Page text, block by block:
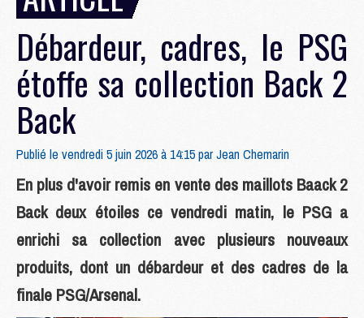
Débardeur, cadres, le PSG
étoffe sa collection Back 2
Back
Publié le vendredi 5 juin 2026 à 14:15 parJean Chemarin
En plus d'avoir remis en vente des maillots Baack 2
Back deux étoiles ce vendredi matin, le PSG a
enrichi sa collection avec plusieurs nouveaux
produits, dont un débardeur et des cadres de la
finale PSG/Arsenal.